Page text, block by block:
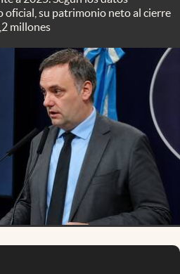
oficial, su patrimonio neto al cierre
millones